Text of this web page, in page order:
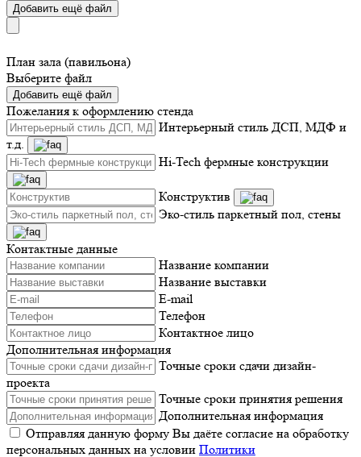
Добавить ещё файл
План зала (павильона)
Выберите файл
Добавить ещё файл
Пожелания к оформлению стенда
Интерьерный стиль ДСП, МДФ и
т.д.
Hi-Tech фермные конструкции
Конструктив
Эко-стиль паркетный пол, стены
Контактные данные
Название компании
Название выставки
E-mail
Телефон
Контактное лицо
Дополнительная информация
Точные сроки сдачи дизайн-
проекта
Точные сроки принятия решения
Дополнительная информация
Отправляя данную форму Вы даёте согласие на обработку
персональных данных на условии Политики